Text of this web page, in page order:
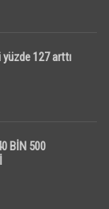
127 arttı
BİN 500